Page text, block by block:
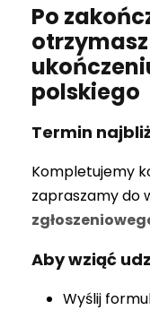
Po
polskiego
Termin
Kompletujemy
zapraszamy do
Aby wziąć
Wyślij